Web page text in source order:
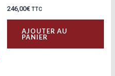
246,00€ TTC
AJOUTER AU
PANIER